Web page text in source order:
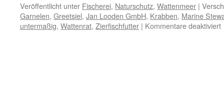
Veröffentlicht unter Fischerei, Naturschutz, Wattenmeer |
Garnelen, Greetsiel, Jan Looden GmbH, Krabben, Marine
untermaßig, Wattenrat, Zierfischfutter | Kommentare deaktiviert